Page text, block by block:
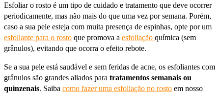
Esfoliar o rosto é um tipo de cuidado e tratamento que deve ocorrer
periodicamente, mas não mais do que uma vez por semana. Porém,
caso a sua pele esteja com muita presença de espinhas, opte por um
esfoliante para o rosto que promova a esfoliação química (sem
grânulos), evitando que ocorra o efeito rebote.
Se a sua pele está saudável e sem feridas de acne, os esfoliantes com
grânulos são grandes aliados para tratamentos semanais ou
quinzenais. Saiba como fazer uma esfoliação no rosto em nosso